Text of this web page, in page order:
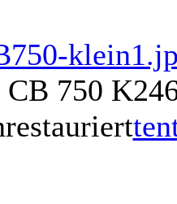
CB 750 K2